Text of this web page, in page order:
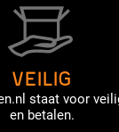
VEILIG
staat voor
en betalen.